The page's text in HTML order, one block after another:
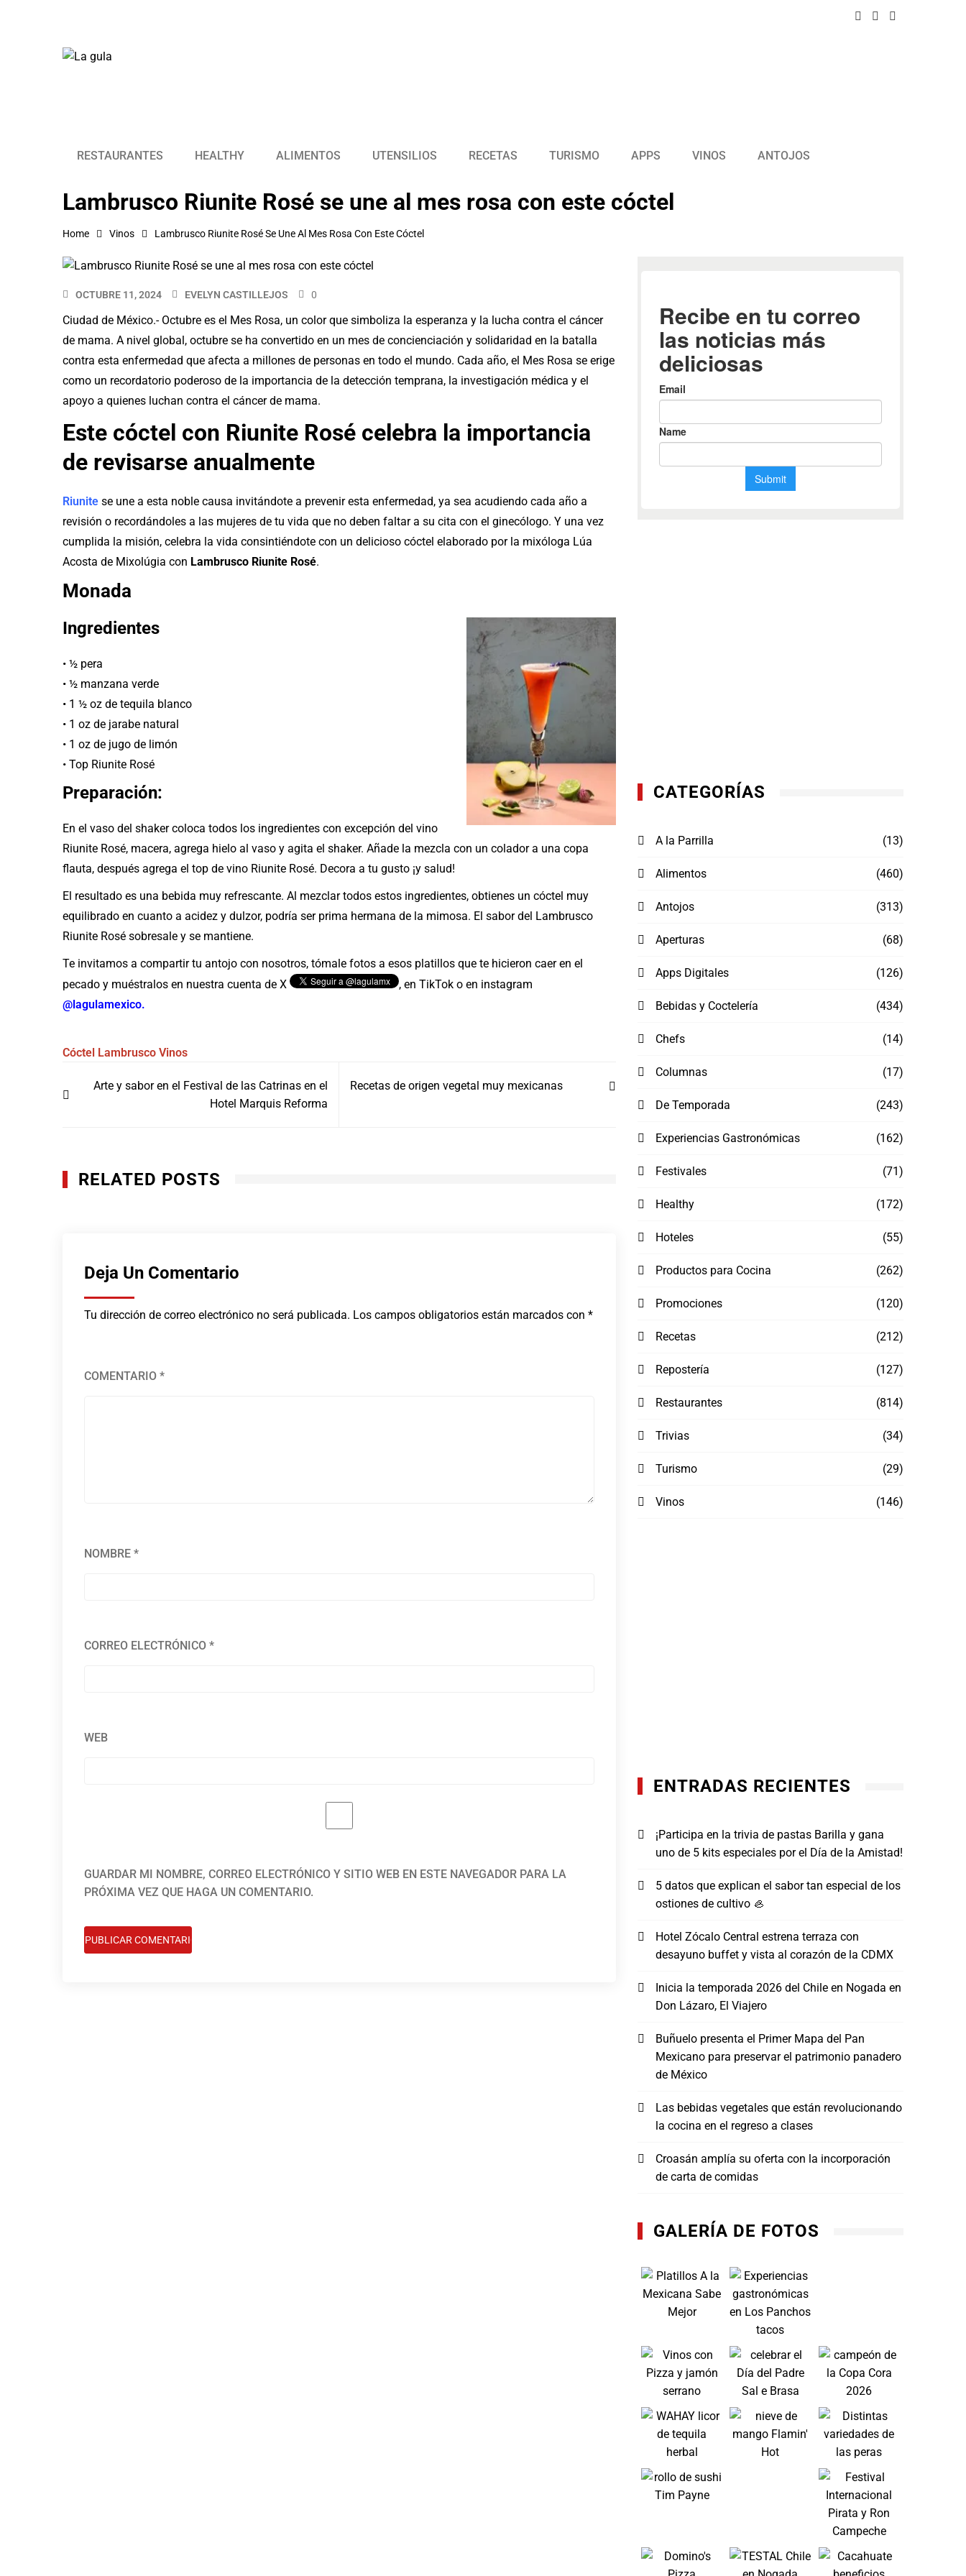
RESTAURANTES HEALTHY ALIMENTOS UTENSILIOS RECETAS TURISMO APPS VINOS ANTOJOS
Lambrusco Riunite Rosé se une al mes rosa con este cóctel
Home Vinos Lambrusco Riunite Rosé Se Une Al Mes Rosa Con Este Cóctel
OCTUBRE 11, 2024 EVELYN CASTILLEJOS 0
Ciudad de México.- Octubre es el Mes Rosa, un color que simboliza la esperanza y la lucha contra el cáncer
de mama. A nivel global, octubre se ha convertido en un mes de concienciación y solidaridad en la batalla
contra esta enfermedad que afecta a millones de personas en todo el mundo. Cada año, el Mes Rosa se erige
como un recordatorio poderoso de la importancia de la detección temprana, la investigación médica y el
apoyo a quienes luchan contra el cáncer de mama.
Este cóctel con Riunite Rosé celebra la importancia
de revisarse anualmente
Riunite se une a esta noble causa invitándote a prevenir esta enfermedad, ya sea acudiendo cada año a
revisión o recordándoles a las mujeres de tu vida que no deben faltar a su cita con el ginecólogo. Y una vez
cumplida la misión, celebra la vida consintiéndote con un delicioso cóctel elaborado por la mixóloga Lúa
Acosta de Mixolúgia con Lambrusco Riunite Rosé.
Monada
Ingredientes
• ½ pera
• ½ manzana verde
• 1 ½ oz de tequila blanco
• 1 oz de jarabe natural
• 1 oz de jugo de limón
• Top Riunite Rosé
Preparación:
En el vaso del shaker coloca todos los ingredientes con excepción del vino
Riunite Rosé, macera, agrega hielo al vaso y agita el shaker. Añade la mezcla con un colador a una copa
flauta, después agrega el top de vino Riunite Rosé. Decora a tu gusto ¡y salud!
El resultado es una bebida muy refrescante. Al mezclar todos estos ingredientes, obtienes un cóctel muy
equilibrado en cuanto a acidez y dulzor, podría ser prima hermana de la mimosa. El sabor del Lambrusco
Riunite Rosé sobresale y se mantiene.
Te invitamos a compartir tu antojo con nosotros, tómale fotos a esos platillos que te hicieron caer en el
pecado y muéstralos en nuestra cuenta de X
, en TikTok o en instagram
@lagulamexico.
Cóctel Lambrusco Vinos
Navegación
de
Arte y sabor en el Festival de las Catrinas en el
Hotel Marquis Reforma
Recetas de origen vegetal muy mexicanas
RELATED POSTS
Deja Un Comentario
Tu dirección de correo electrónico no será publicada. Los campos obligatorios están marcados con *
COMENTARIO *
NOMBRE *
CORREO ELECTRÓNICO *
WEB
GUARDAR MI NOMBRE, CORREO ELECTRÓNICO Y SITIO WEB EN ESTE NAVEGADOR PARA LA
PRÓXIMA VEZ QUE HAGA UN COMENTARIO.
CATEGORÍAS
A la Parrilla (13)
Alimentos (460)
Antojos (313)
Aperturas (68)
Apps Digitales (126)
Bebidas y Coctelería (434)
Chefs (14)
Columnas (17)
De Temporada (243)
Experiencias Gastronómicas (162)
Festivales (71)
Healthy (172)
Hoteles (55)
Productos para Cocina (262)
Promociones (120)
Recetas (212)
Repostería (127)
Restaurantes (814)
Trivias (34)
Turismo (29)
Vinos (146)
ENTRADAS RECIENTES
¡Participa en la trivia de pastas Barilla y gana
uno de 5 kits especiales por el Día de la Amistad!
5 datos que explican el sabor tan especial de los
ostiones de cultivo 🦪
Hotel Zócalo Central estrena terraza con
desayuno buffet y vista al corazón de la CDMX
Inicia la temporada 2026 del Chile en Nogada en
Don Lázaro, El Viajero
Buñuelo presenta el Primer Mapa del Pan
Mexicano para preservar el patrimonio panadero
de México
Las bebidas vegetales que están revolucionando
la cocina en el regreso a clases
Croasán amplía su oferta con la incorporación
de carta de comidas
GALERÍA DE FOTOS